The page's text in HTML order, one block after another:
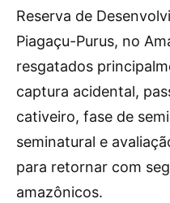
Reserva de
Piagaçu-Purus, no
resgatados
captura acidental,
cativeiro, fase de
seminatural e
para retornar com
amazônicos.